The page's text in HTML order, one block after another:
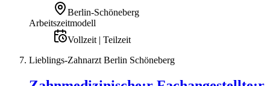
Berlin-Schöneberg
Arbeitszeitmodell
Vollzeit | Teilzeit
Lieblings-Zahnarzt Berlin Schöneberg